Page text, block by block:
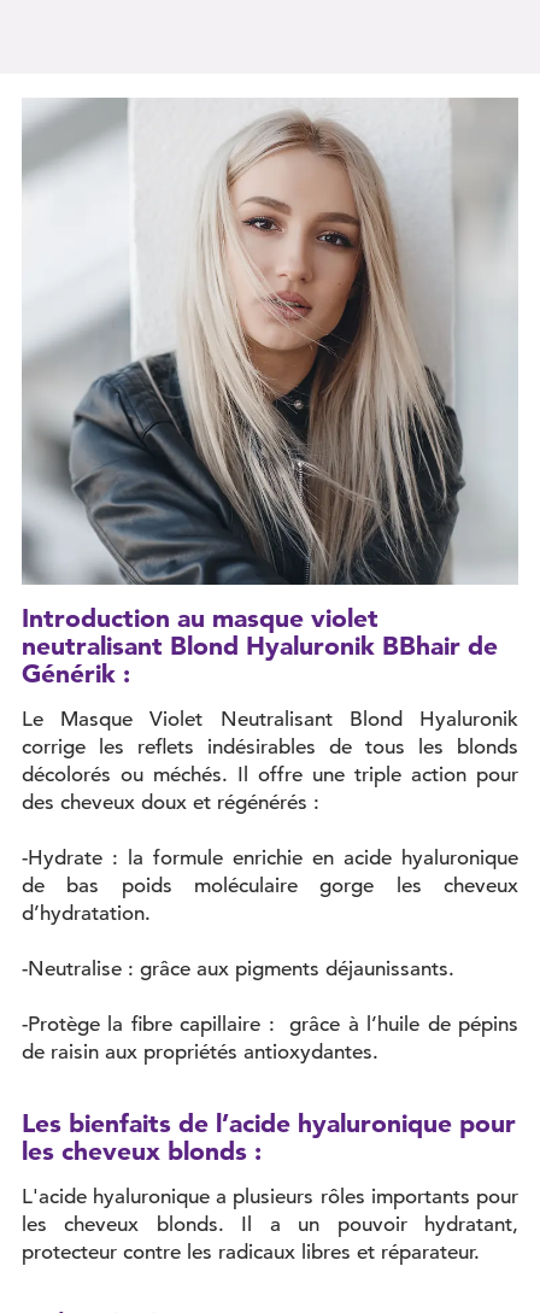
Introduction au masque violet
neutralisant Blond Hyaluronik BBhair de
Générik :
Le Masque Violet Neutralisant Blond Hyaluronik
corrige les reflets indésirables de tous les blonds
décolorés ou méchés. Il offre une triple action pour
des cheveux doux et régénérés :
-Hydrate : la formule enrichie en acide hyaluronique
de bas poids moléculaire gorge les cheveux
d’hydratation.
-Neutralise : grâce aux pigments déjaunissants.
-Protège la fibre capillaire : grâce à l’huile de pépins
de raisin aux propriétés antioxydantes.
Les bienfaits de l’acide hyaluronique pour
les cheveux blonds :
L'acide hyaluronique a plusieurs rôles importants pour
les cheveux blonds. Il a un pouvoir hydratant,
protecteur contre les radicaux libres et réparateur.